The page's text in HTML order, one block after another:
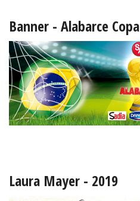
Banner - Alabarce Copa
Laura Mayer - 2019